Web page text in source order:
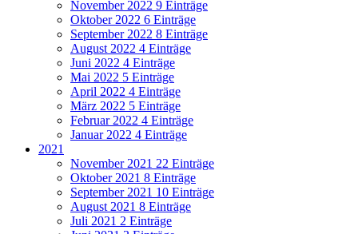
November 2022 9 Einträge
Oktober 2022 6 Einträge
September 2022 8 Einträge
August 2022 4 Einträge
Juni 2022 4 Einträge
Mai 2022 5 Einträge
April 2022 4 Einträge
März 2022 5 Einträge
Februar 2022 4 Einträge
Januar 2022 4 Einträge
2021
November 2021 22 Einträge
Oktober 2021 8 Einträge
September 2021 10 Einträge
August 2021 8 Einträge
Juli 2021 2 Einträge